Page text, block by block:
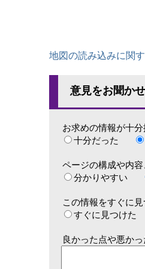
地図の読み込みに関
意見をお聞か
お求めの情報が十
十分だった
ページの構成や内
分かりやすい
この情報をすぐに
すぐに見つけた
良かった点や悪か